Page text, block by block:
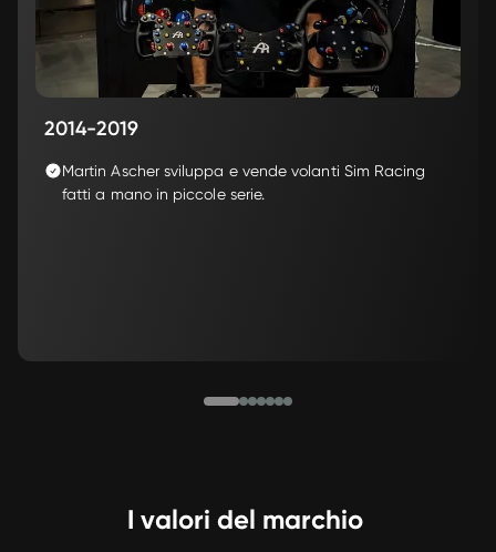
2014-2019
Martin Ascher sviluppa e vende volanti Sim Racing
fatti a mano in piccole serie.
I valori del marchio